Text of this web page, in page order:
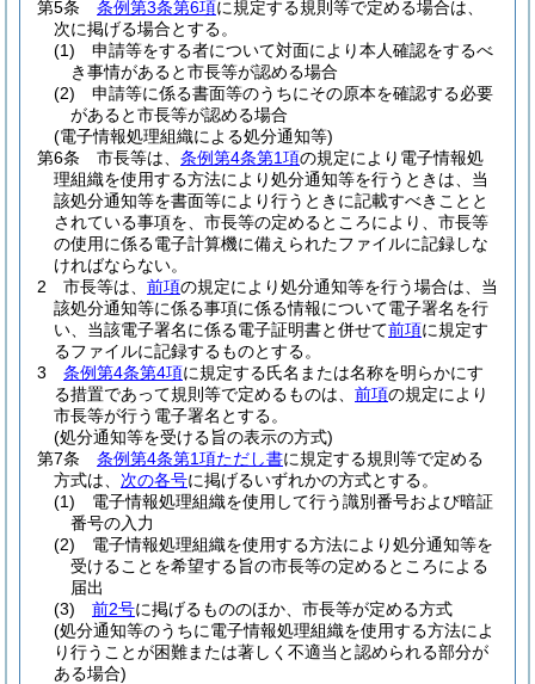
第5条
条例第3条第6項に規定する規則等で定める場合は、
次に掲げる場合とする。
(1)
申請等をする者について対面により本人確認をするべ
き事情があると市長等が認める場合
(2)
申請等に係る書面等のうちにその原本を確認する必要
があると市長等が認める場合
(電子情報処理組織による処分通知等)
第6条
市長等は、 条例第4条第1項の規定により電子情報処
理組織を使用する方法により処分通知等を行うときは、当
該処分通知等を書面等により行うときに記載すべきことと
されている事項を、市長等の定めるところにより、市長等
の使用に係る電子計算機に備えられたファイルに記録しな
ければならない。
2
市長等は、 前項の規定により処分通知等を行う場合は、当
該処分通知等に係る事項に係る情報について電子署名を行
い、当該電子署名に係る電子証明書と併せて前項に規定す
るファイルに記録するものとする。
3
条例第4条第4項に規定する氏名または名称を明らかにす
る措置であって規則等で定めるものは、 前項の規定により
市長等が行う電子署名とする。
(処分通知等を受ける旨の表示の方式)
第7条
条例第4条第1項ただし書に規定する規則等で定める
方式は、 次の各号に掲げるいずれかの方式とする。
(1)
電子情報処理組織を使用して行う識別番号および暗証
番号の入力
(2)
電子情報処理組織を使用する方法により処分通知等を
受けることを希望する旨の市長等の定めるところによる
届出
(3)
前2号に掲げるもののほか、市長等が定める方式
(処分通知等のうちに電子情報処理組織を使用する方法によ
り行うことが困難または著しく不適当と認められる部分が
ある場合)